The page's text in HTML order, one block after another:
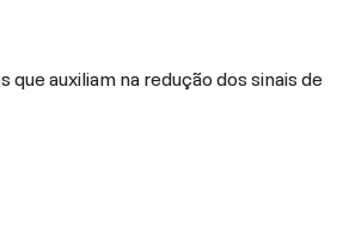
auxiliam na redução dos sinais de